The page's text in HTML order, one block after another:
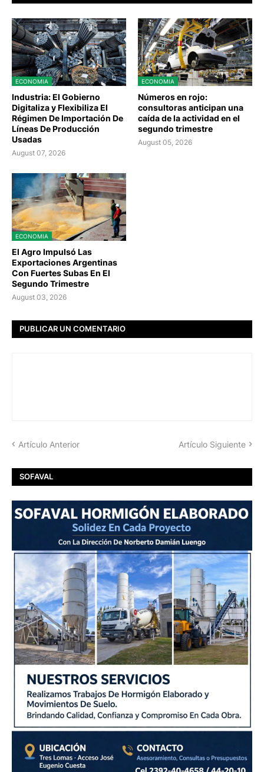
ECONOMIA
Industria: El Gobierno
Digitaliza y Flexibiliza El
Régimen De Importación De
Líneas De Producción
Usadas
August 07, 2026
ECONOMIA
Números en rojo:
consultoras anticipan una
caída de la actividad en el
segundo trimestre
August 05, 2026
ECONOMIA
El Agro Impulsó Las
Exportaciones Argentinas
Con Fuertes Subas En El
Segundo Trimestre
August 03, 2026
PUBLICAR UN COMENTARIO
Artículo Anterior Artículo Siguiente
SOFAVAL